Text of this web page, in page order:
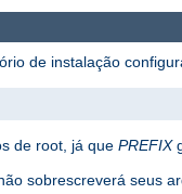
de instalação
de root, já que PREFIX
sobrescreverá seus